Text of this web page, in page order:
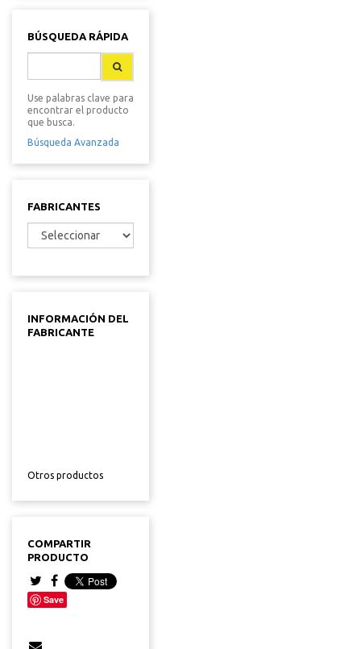
BÚSQUEDA RÁPIDA
Use palabras clave para
encontrar el producto
que busca.
Búsqueda Avanzada
FABRICANTES
INFORMACIÓN DEL
FABRICANTE
Otros productos
COMPARTIR
PRODUCTO
Save